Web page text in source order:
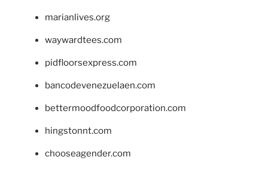
marianlives.org
waywardtees.com
pidfloorsexpress.com
bancodevenezuelaen.com
bettermoodfoodcorporation.com
hingstonnt.com
chooseagender.com